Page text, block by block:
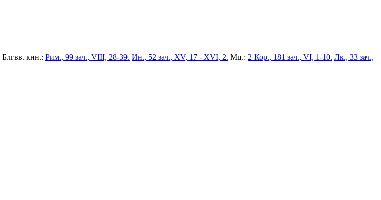
Блгвв. кнн.: Рим., 99 зач., VIII, 28-39. Ин., 52 зач., XV, 17 - XVI, 2. Мц.: 2 Кор., 181 зач., VI, 1-10. Лк., 33 зач.,